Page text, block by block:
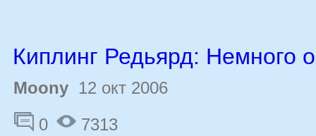
Киплинг Редьярд: Немного
Moony 12 окт 2006
0
7313